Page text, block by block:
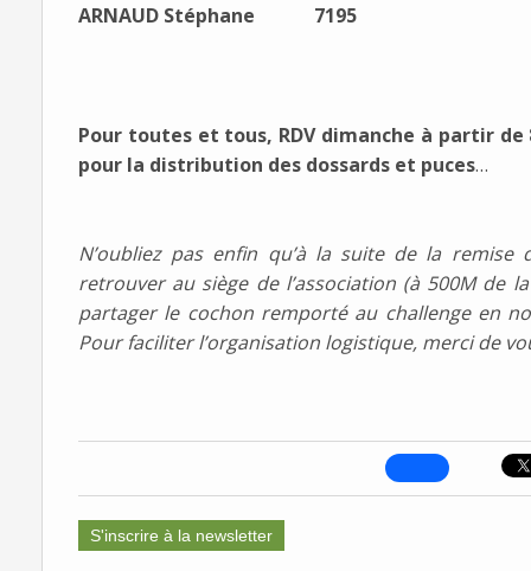
ARNAUD Stéphane
7195
Pour toutes et tous, RDV dimanche à partir
pour la distribution des dossards et puces…
N’oubliez pas enfin qu’à la suite de la
retrouver au siège de l’association (à 500M de
partager le cochon remporté au challenge en
Pour faciliter l’organisation logistique, merci de
S'inscrire à la newsletter